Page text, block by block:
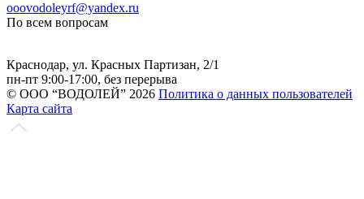
ooovodoleyrf@yandex.ru
По всем вопросам
Краснодар, ул. Красных Партизан, 2/1
пн-пт 9:00-17:00, без перерыва
© ООО “ВОДОЛЕЙ” 2026 Политика о данных пользователей
Карта сайта